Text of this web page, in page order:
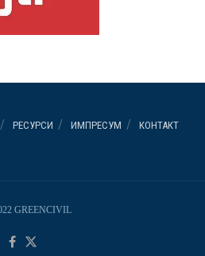
РЕСУРСИ ИМПРЕСУМ КОНТАКТ
GREENCIVIL